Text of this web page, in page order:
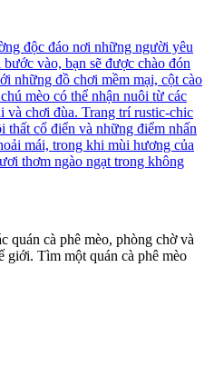
độc đáo nơi những người yêu
vào, bạn sẽ được chào đón
những đồ chơi mềm mại, cột cào
mèo có thể nhận nuôi từ các
và chơi đùa. Trang trí rustic-chic
thất cổ điển và những điểm nhấn
mái, trong khi mùi hương của
thơm ngào ngạt trong không
quán cà phê mèo, phòng chờ và
giới. Tìm một quán cà phê mèo